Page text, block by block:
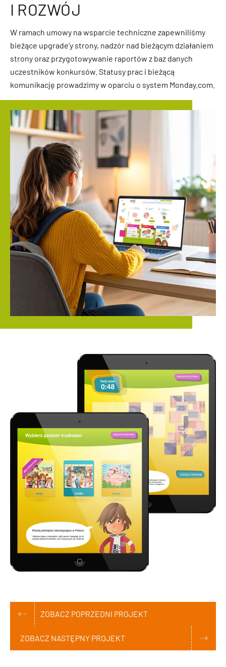
I ROZWÓJ
W ramach umowy na wsparcie techniczne zapewniliśmy
bieżące upgrade’y strony, nadzór nad bieżącym działaniem
strony oraz przygotowywanie raportów z baz danych
uczestników konkursów. Statusy prac i bieżącą
komunikację prowadzimy w oparciu o system Monday.com.
ZOBACZ POPRZEDNI PROJEKT
ZOBACZ NASTĘPNY PROJEKT